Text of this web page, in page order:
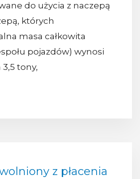
do użycia z naczepą
których
masa całkowita
pojazdów) wynosi
tony,
z płacenia